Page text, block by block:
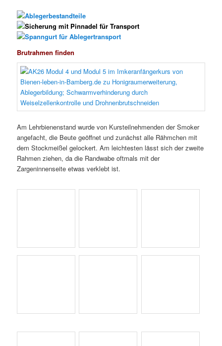
Brutrahmen finden
Am Lehrbienenstand wurde von Kursteilnehmenden der Smoker
angefacht, die Beute geöffnet und zunächst alle Rähmchen mit
dem Stockmeißel gelockert. Am leichtesten lässt sich der zweite
Rahmen ziehen, da die Randwabe oftmals mit der
Zargeninnenseite etwas verklebt ist.